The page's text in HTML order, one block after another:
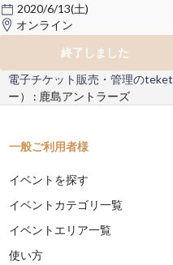
2020/6/13(土)
オンライン
終了しました
電子チケット販売・管理のteket
ー） : 鹿島アントラーズ
一般ご利用者様
イベントを探す
イベントカテゴリ一覧
イベントエリア一覧
使い方